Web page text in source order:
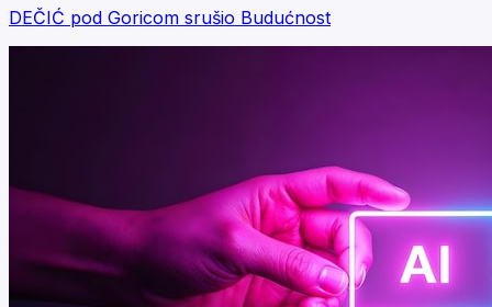
DEČIĆ pod Goricom srušio Budućnost